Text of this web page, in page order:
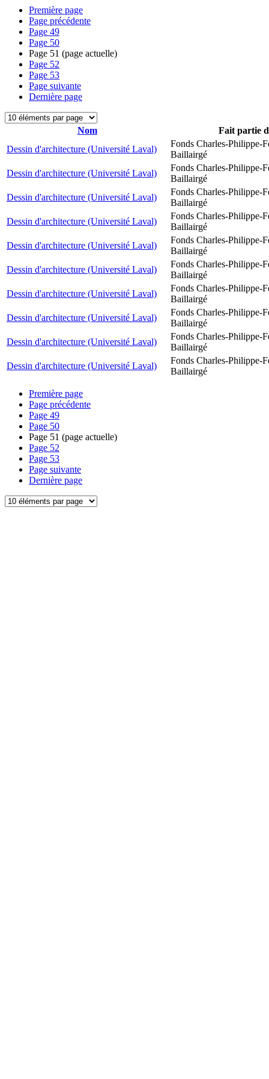
Première page
Page précédente
Page 49
Page 50
Page 51 (page actuelle)
Page 52
Page 53
Page suivante
Dernière page
Nom
Fait partie
Dessin d'architecture (Université Laval)
Fonds Charles-Philippe-
Baillairgé
Dessin d'architecture (Université Laval)
Fonds Charles-Philippe-
Baillairgé
Dessin d'architecture (Université Laval)
Fonds Charles-Philippe-
Baillairgé
Dessin d'architecture (Université Laval)
Fonds Charles-Philippe-
Baillairgé
Dessin d'architecture (Université Laval)
Fonds Charles-Philippe-
Baillairgé
Dessin d'architecture (Université Laval)
Fonds Charles-Philippe-
Baillairgé
Dessin d'architecture (Université Laval)
Fonds Charles-Philippe-
Baillairgé
Dessin d'architecture (Université Laval)
Fonds Charles-Philippe-
Baillairgé
Dessin d'architecture (Université Laval)
Fonds Charles-Philippe-
Baillairgé
Dessin d'architecture (Université Laval)
Fonds Charles-Philippe-
Baillairgé
Première page
Page précédente
Page 49
Page 50
Page 51 (page actuelle)
Page 52
Page 53
Page suivante
Dernière page